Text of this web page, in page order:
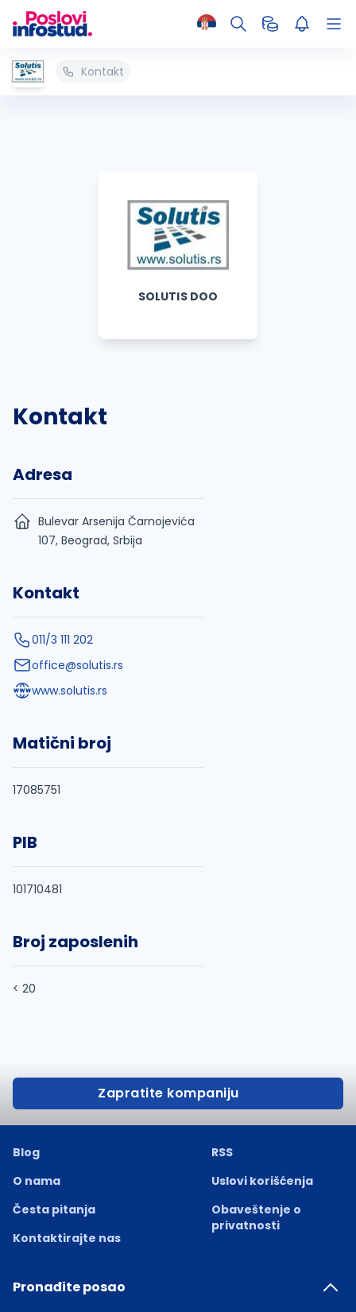
Kontakt
SOLUTIS DOO
Kontakt
Adresa
Bulevar Arsenija Čarnojevića
107, Beograd, Srbija
Kontakt
011/3 111 202
office@solutis.rs
www.solutis.rs
Matični broj
17085751
PIB
101710481
Broj zaposlenih
< 20
Zapratite kompaniju
Blog
O nama
Česta pitanja
Kontaktirajte nas
RSS
Uslovi korišćenja
Obaveštenje o
privatnosti
Pronađite posao